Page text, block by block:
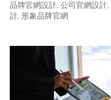
品牌官網設計, 公司官網設計,
計, 形象品牌官網